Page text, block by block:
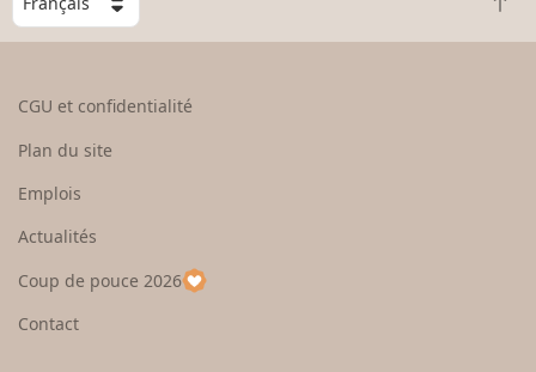
o
e
u
p
a
R
e
CGU et confidentialité
Plan du site
Emplois
Actualités
Coup de pouce 2026
Contact